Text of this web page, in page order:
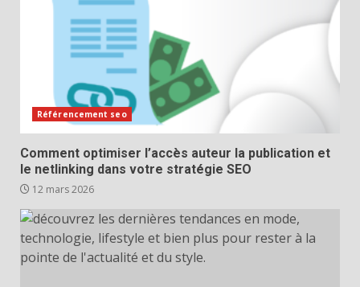
Référencement seo
Comment optimiser l’accès auteur la publication et
le netlinking dans votre stratégie SEO
12 mars 2026